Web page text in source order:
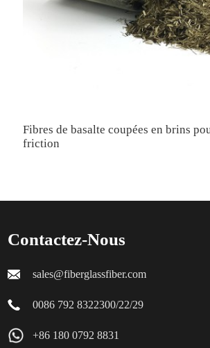
Fibres de basalte coupées en brins
friction
Contactez-Nous
sales@fiberglassfiber.com
0086 792 8322300/22/29
+86 180 0792 8831